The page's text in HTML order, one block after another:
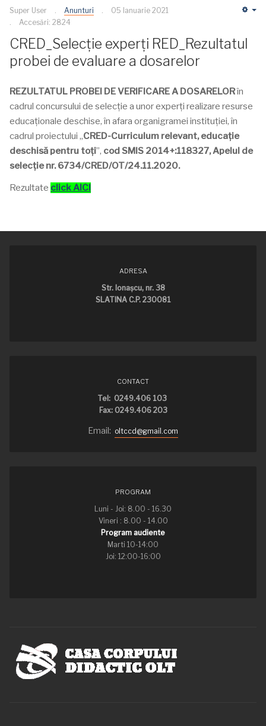
Super User Anunturi
05 Ianuarie 2021
Accesări: 2824
CRED_Selecție experți RED_Rezultatul
probei de evaluare a dosarelor
REZULTATUL PROBEI DE VERIFICARE A DOSARELORîn
cadrul concursului de selecție a unor experți realizare resurse
educaționale deschise, în afara organigramei instituției, în
cadrul proiectului „CRED-Curriculum relevant, educație
deschisă pentru toți”, cod SMIS 2014+:118327,Apelul de
selecțienr. 6734/CRED/OT/24.11.2020.
Rezultate click AICI
ADRESA
Str. Ionaşcu, nr. 38
SLATINA C.P. 230081
CONTACT
Tel: 0249.406 103
Fax: 0249.406 203
Email: oltccd@gmail.com
PROGRAM
Luni - Joi: 8.00 - 16.30
Vineri : 8.00 - 14.00
Program audiente
Marti 10-14:00
Joi: 12:00-16:00